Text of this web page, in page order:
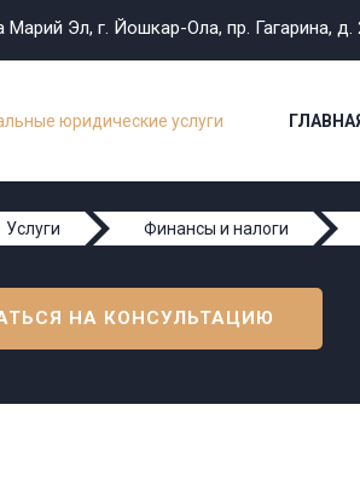
Марий Эл, г. Йошкар-Ола, пр. Гагарина, д.
Услуги Финансы и налоги
НА КОНСУЛЬТАЦИЮ